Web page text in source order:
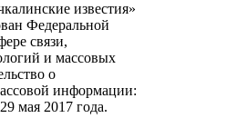
известия»
Федеральной
связи,
и массовых
о
информации:
мая 2017 года.